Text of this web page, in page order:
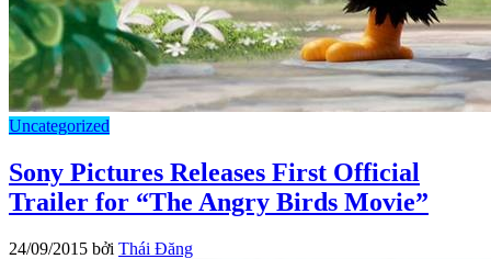
Uncategorized
Sony Pictures Releases First Official
Trailer for “The Angry Birds Movie”
24/09/2015 bởi Thái Đăng